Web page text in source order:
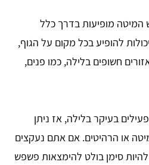
המיטה מופיעות בדרך כלל
להופיע בכל מקום על הגוף,
חשופים בלילה, כמו פנים,
בעיקר בלילה, אז ניתן
או הרהיטים. אם אתם נעקצים
סימן בולט להימצאות פשפש